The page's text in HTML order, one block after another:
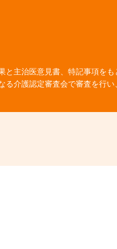
と主治医意見書、特記事項を
る介護認定審査会で審査を行